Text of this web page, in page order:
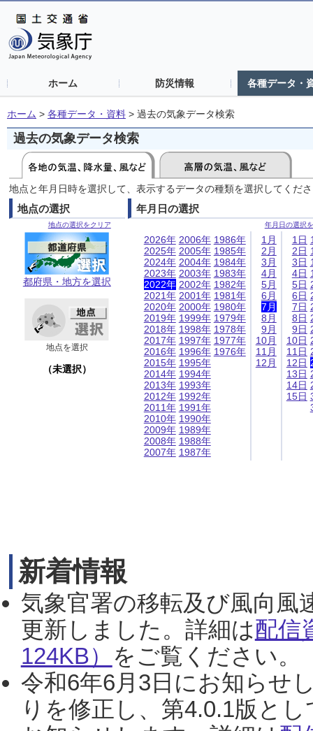
ホーム 防災情報 各種データ・
ホーム > 各種データ・資料 > 過去の気象データ検索
過去の気象データ検索
地点と年月日時を選択して、表示するデータの種類を選択してくだ
地点の選択
地点の選択をクリア
都府県・地方を選択
地点を選択
（未選択）
年月日の選択
年月日の選択
2026年
2025年
2024年
2023年
2022年
2021年
2020年
2019年
2018年
2017年
2016年
2015年
2014年
2013年
2012年
2011年
2010年
2009年
2008年
2007年
2006年
2005年
2004年
2003年
2002年
2001年
2000年
1999年
1998年
1997年
1996年
1995年
1994年
1993年
1992年
1991年
1990年
1989年
1988年
1987年
1986年
1985年
1984年
1983年
1982年
1981年
1980年
1979年
1978年
1977年
1976年
1月
2月
3月
4月
5月
6月
7月
8月
9月
10月
11月
12月
1日
2日
3日
4日
5日
6日
7日
8日
9日
10日
11日
12日
13日
14日
15日
新着情報
気象官署の移転及び風向風
更新しました。詳細は配信
124KB） をご覧ください。
令和6年6月3日にお知らせ
りを修正し、第4.0.1版と